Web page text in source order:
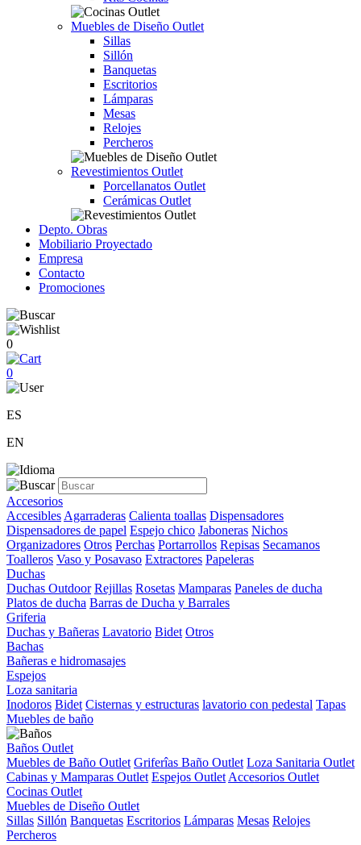
Muebles de Diseño Outlet
Sillas
Sillón
Banquetas
Escritorios
Lámparas
Mesas
Relojes
Percheros
Revestimientos Outlet
Porcellanatos Outlet
Cerámicas Outlet
Depto. Obras
Mobiliario Proyectado
Empresa
Contacto
Promociones
0
0
ES
EN
Accesorios
Accesibles Agarraderas Calienta toallas Dispensadores
Dispensadores de papel Espejo chico Jaboneras Nichos
Organizadores Otros Perchas Portarrollos Repisas Secamanos
Toalleros Vaso y Posavaso Extractores Papeleras
Duchas
Duchas Outdoor Rejillas Rosetas Mamparas Paneles de ducha
Platos de ducha Barras de Ducha y Barrales
Griferia
Duchas y Bañeras Lavatorio Bidet Otros
Bachas
Bañeras e hidromasajes
Espejos
Loza sanitaria
Inodoros Bidet Cisternas y estructuras lavatorio con pedestal Tapas
Muebles de baño
Baños Outlet
Muebles de Baño Outlet Griferîas Baño Outlet Loza Sanitaria Outlet
Cabinas y Mamparas Outlet Espejos Outlet Accesorios Outlet
Cocinas Outlet
Muebles de Diseño Outlet
Sillas Sillón Banquetas Escritorios Lámparas Mesas Relojes
Percheros